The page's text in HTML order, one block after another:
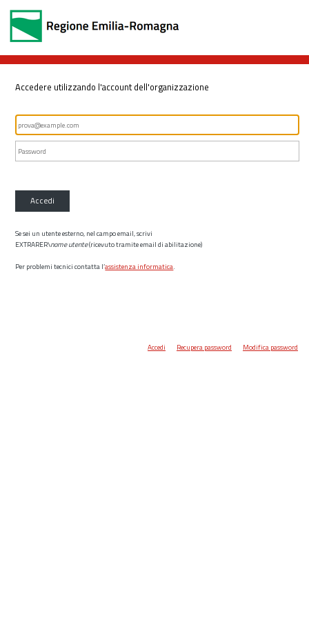
Accedere utilizzando l'account dell'organizzazione
Accedi
Se sei un utente esterno, nel campo email, scrivi
EXTRARER\nome utente(ricevuto tramite email di abilitazione)
Per problemi tecnici contatta l’assistenza informatica.
Accedi Recupera password Modifica password